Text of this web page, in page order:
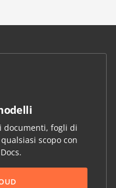
documenti, fogli di
scopo con